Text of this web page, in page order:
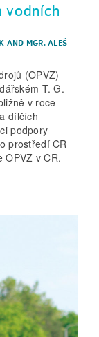
vodních
AND MGR. ALEŠ
(OPVZ)
T. G.
v roce
dílčích
podpory
prostředí ČR
OPVZ v ČR.